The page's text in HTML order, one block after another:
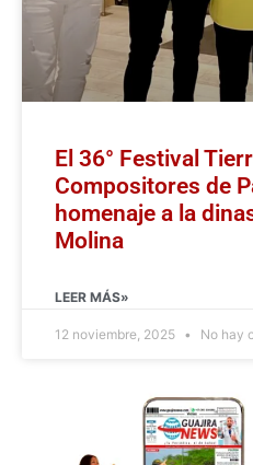
El 36° Festival
Compositores de
homenaje a la
Molina
LEER MÁS»
12 noviembre, 2025 No hay